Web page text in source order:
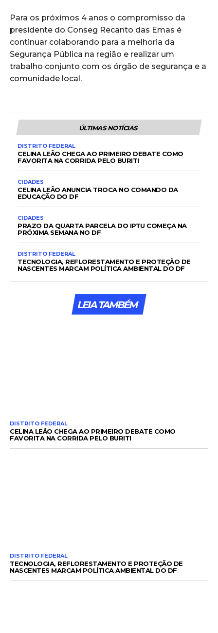
Para os próximos 4 anos o compromisso da
presidente do Conseg Recanto das Emas é
continuar colaborando para a melhoria da
Segurança Pública na região e realizar um
trabalho conjunto com os órgão de segurança e a
comunidade local.
ÚLTIMAS NOTÍCIAS
DISTRITO FEDERAL
CELINA LEÃO CHEGA AO PRIMEIRO DEBATE COMO
FAVORITA NA CORRIDA PELO BURITI
CIDADES
CELINA LEÃO ANUNCIA TROCA NO COMANDO DA
EDUCAÇÃO DO DF
CIDADES
PRAZO DA QUARTA PARCELA DO IPTU COMEÇA NA
PRÓXIMA SEMANA NO DF
DISTRITO FEDERAL
TECNOLOGIA, REFLORESTAMENTO E PROTEÇÃO DE
NASCENTES MARCAM POLÍTICA AMBIENTAL DO DF
LEIA TAMBÉM
DISTRITO FEDERAL
CELINA LEÃO CHEGA AO PRIMEIRO DEBATE COMO
FAVORITA NA CORRIDA PELO BURITI
DISTRITO FEDERAL
TECNOLOGIA, REFLORESTAMENTO E PROTEÇÃO DE
NASCENTES MARCAM POLÍTICA AMBIENTAL DO DF